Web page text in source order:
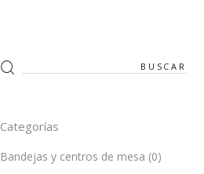
Search
for:
Categorías
Bandejas y centros de mesa (0)